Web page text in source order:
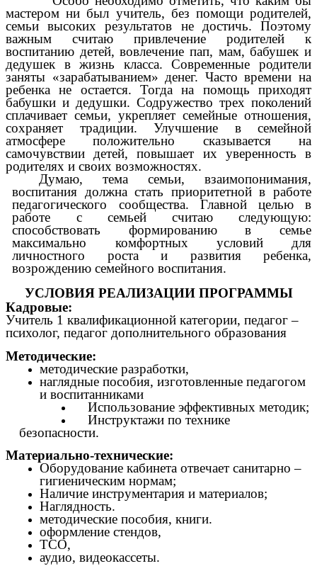
мастером ни был учитель, без помощи родителей,
семьи высоких результатов не достичь. Поэтому
важным считаю привлечение родителей к
воспитанию детей, вовлечение пап, мам, бабушек и
дедушек в жизнь класса. Современные родители
заняты «зарабатыванием» денег. Часто времени на
ребенка не остается. Тогда на помощь приходят
бабушки и дедушки. Содружество трех поколений
сплачивает семьи, укрепляет семейные отношения,
сохраняет традиции. Улучшение в семейной
атмосфере положительно сказывается на
самочувствии детей, повышает их уверенность в
родителях и своих возможностях.
Думаю, тема семьи, взаимопонимания,
воспитания должна стать приоритетной в работе
педагогического сообщества. Главной целью в
работе с семьей считаю следующую:
способствовать формированию в семье
максимально комфортных условий для
личностного роста и развития ребенка,
возрождению семейного воспитания.
УСЛОВИЯ РЕАЛИЗАЦИИ ПРОГРАММЫ
Кадровые:
Учитель 1 квалификационной категории, педагог –
психолог, педагог дополнительного образования
Методические:
методические разработки,
наглядные пособия, изготовленные педагогом
и воспитанниками
Использование эффективных методик;
Инструктажи по технике
безопасности.
Материально-технические:
Оборудование кабинета отвечает санитарно –
гигиеническим нормам;
Наличие инструментария и материалов;
Наглядность.
методические пособия, книги.
оформление стендов,
ТСО,
аудио, видеокассеты.